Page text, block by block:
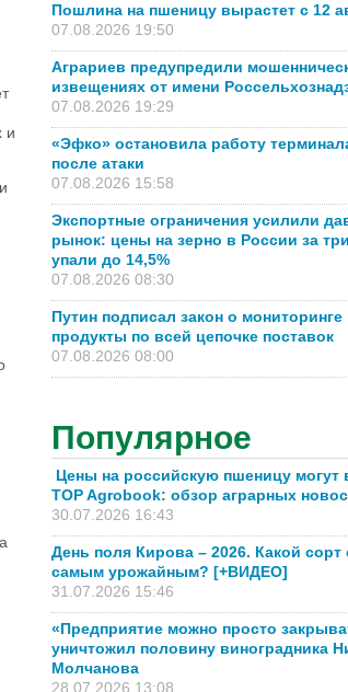
и
Пошлина на пшеницу вырастет с 12
07.08.2026 19:50
Аграриев предупредили
извещениях от имени
07.08.2026 19:29
«Эфко» остановила работу
после атаки
07.08.2026 15:58
Экспортные ограничения усилили
рынок: цены на зерно в России за
упали до 14,5%
07.08.2026 08:30
Путин подписал закон о мониторинге
продукты по всей цепочке поставок
07.08.2026 08:00
Популярное
Цены на российскую пшеницу могут
TOP Agrobook: обзор аграрных
30.07.2026 16:43
День поля Кирова – 2026. Какой сорт
самым урожайным? [+ВИДЕО]
31.07.2026 15:46
«Предприятие можно просто
уничтожил половину виноградника
Молчанова
28.07.2026 13:08